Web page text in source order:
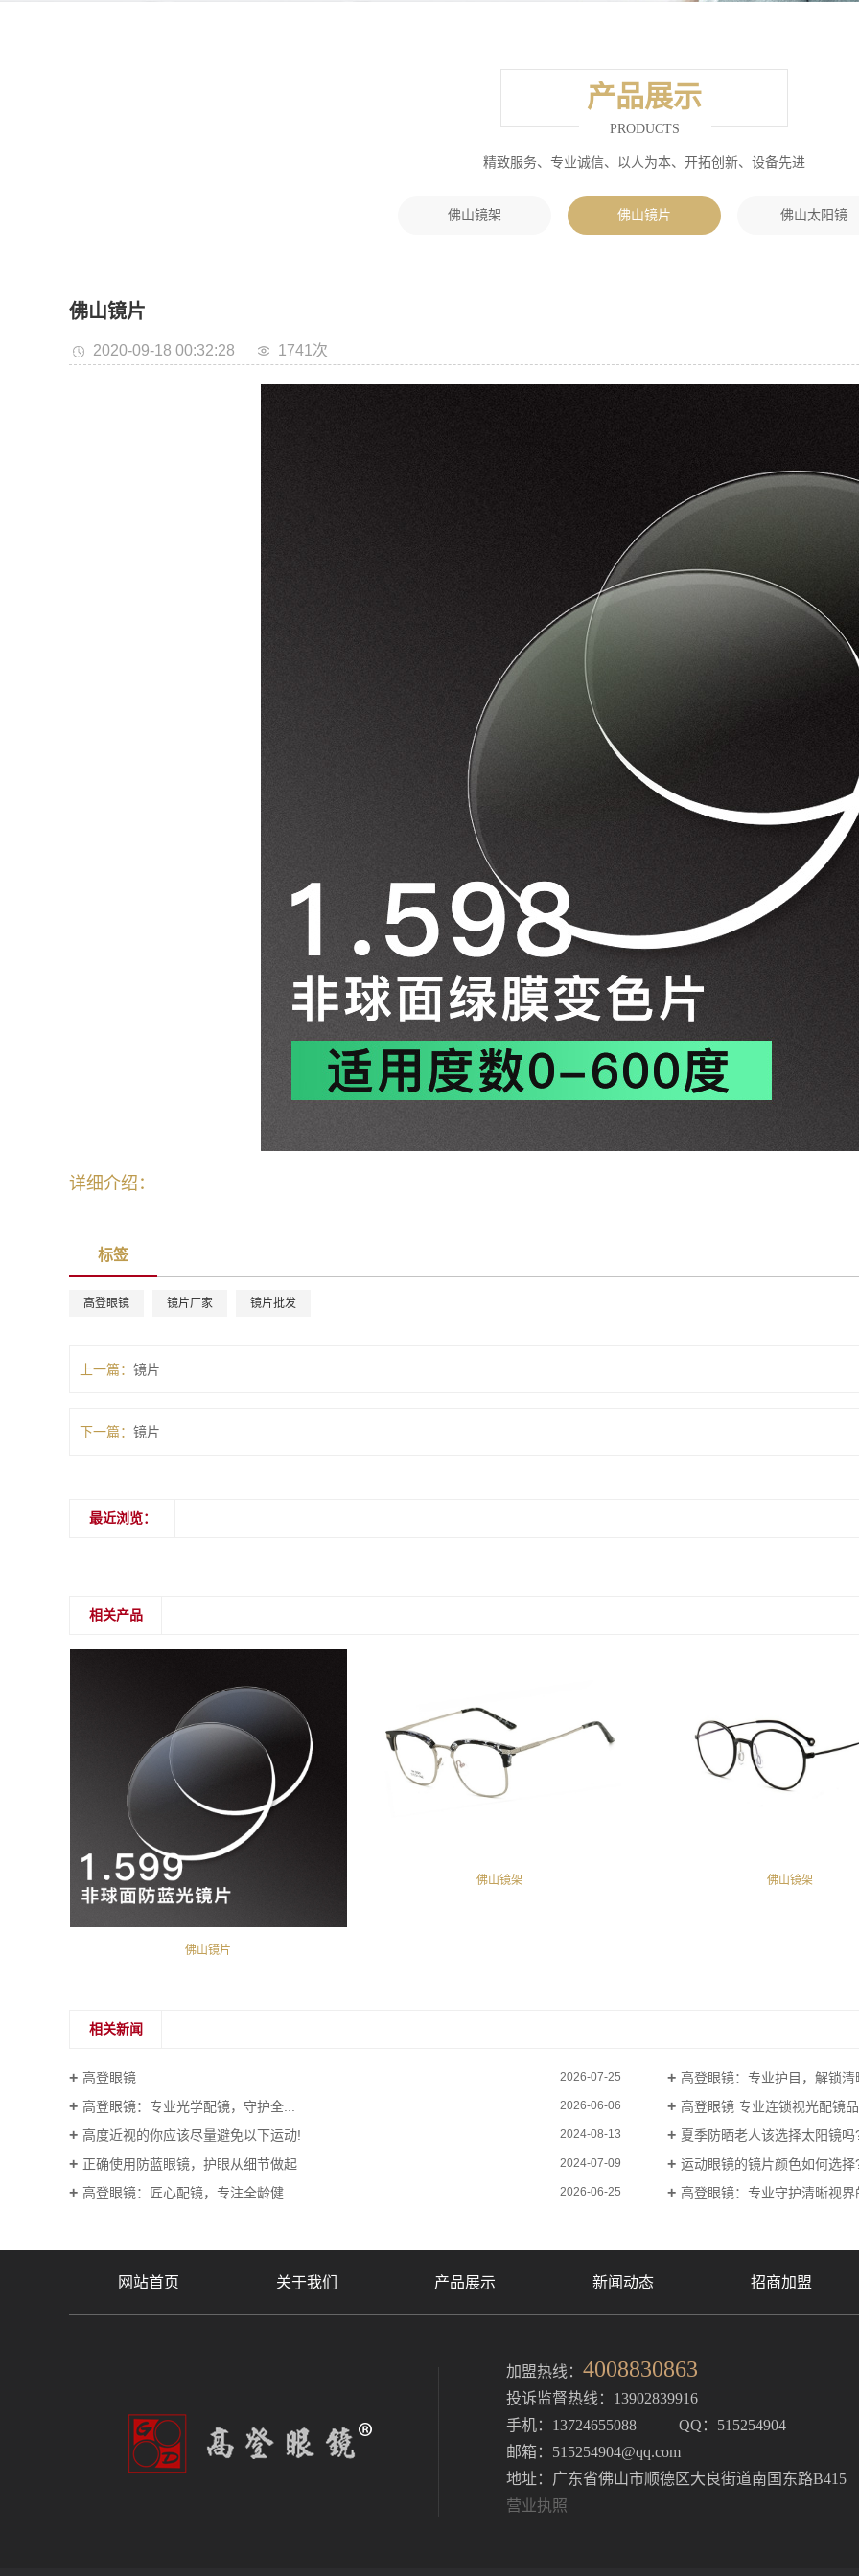
产品展示
PRODUCTS
精致服务、专业诚信、以人为本、开拓创新、设备先进
佛山镜架 佛山镜片 佛山太阳镜
佛山镜片
2020-09-18 00:32:28 1741次
详细介绍：
标签
高登眼镜 镜片厂家 镜片批发
上一篇： 镜片
下一篇： 镜片
最近浏览：
相关产品
佛山镜片
佛山镜架 佛山镜架
相关新闻
高登眼镜... 2026-07-25
高登眼镜：专业护目，解锁清
高登眼镜：专业光学配镜，守护全...
2026-06-06
高登眼镜 专业连锁视光配镜
高度近视的你应该尽量避免以下运动!
2024-08-13
夏季防晒老人该选择太阳镜吗
正确使用防蓝眼镜，护眼从细节做起
2024-07-09
运动眼镜的镜片颜色如何选择
高登眼镜：匠心配镜，专注全龄健...
2026-06-25 高登眼镜：专业守护清晰视界
网站首页 关于我们 产品展示 新闻动态 招商加盟
加盟热线： 4008830863
投诉监督热线：13902839916
手机：13724655088 QQ：515254904
邮箱：515254904@qq.com
地址：广东省佛山市顺德区大良街道南国东路B415
营业执照